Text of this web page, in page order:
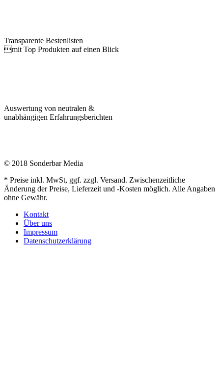
Transparente Bestenlisten
mit Top Produkten auf einen Blick
Auswertung von neutralen &
unabhängigen Erfahrungsberichten
© 2018 Sonderbar Media
* Preise inkl. MwSt, ggf. zzgl. Versand. Zwischenzeitliche
Änderung der Preise, Lieferzeit und -Kosten möglich. Alle Angaben
ohne Gewähr.
Kontakt
Über uns
Impressum
Datenschutzerklärung